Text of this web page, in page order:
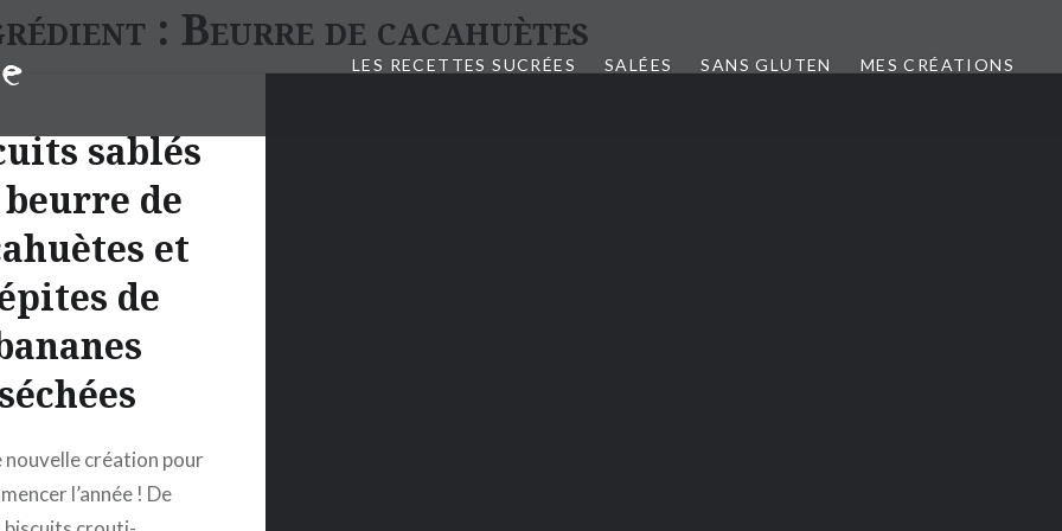
LES RECETTES SUCRÉES SALÉES SANS GLUTEN MES CRÉATIONS
: Beurre de cacahuètes
sablés
de
et
de
séchées
nouvelle création pour
l’année ! De